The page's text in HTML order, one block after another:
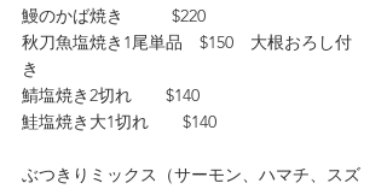
鰻のかば焼き   　　$220
秋刀魚塩焼き1尾単品　$150　大根おろし付
き
鯖塩焼き2切れ　　$140
鮭塩焼き大1切れ　　$140
ぶつきりミックス（サーモン、ハマチ、スズ